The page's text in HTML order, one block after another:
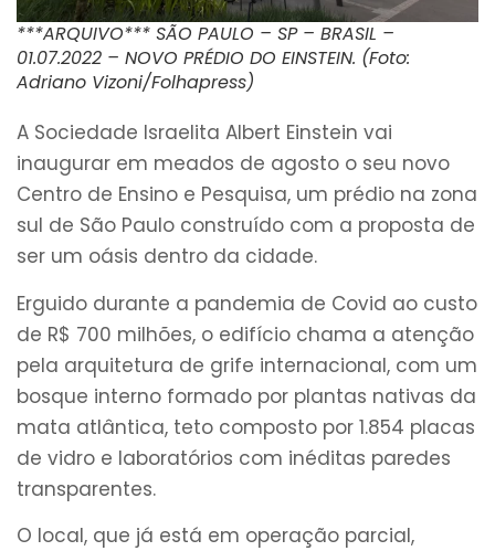
***ARQUIVO*** SÃO PAULO – SP – BRASIL –
01.07.2022 – NOVO PRÉDIO DO EINSTEIN. (Foto:
Adriano Vizoni/Folhapress)
A Sociedade Israelita Albert Einstein vai
inaugurar em meados de agosto o seu novo
Centro de Ensino e Pesquisa, um prédio na zona
sul de São Paulo construído com a proposta de
ser um oásis dentro da cidade.
Erguido durante a pandemia de Covid ao custo
de R$ 700 milhões, o edifício chama a atenção
pela arquitetura de grife internacional, com um
bosque interno formado por plantas nativas da
mata atlântica, teto composto por 1.854 placas
de vidro e laboratórios com inéditas paredes
transparentes.
O local, que já está em operação parcial,